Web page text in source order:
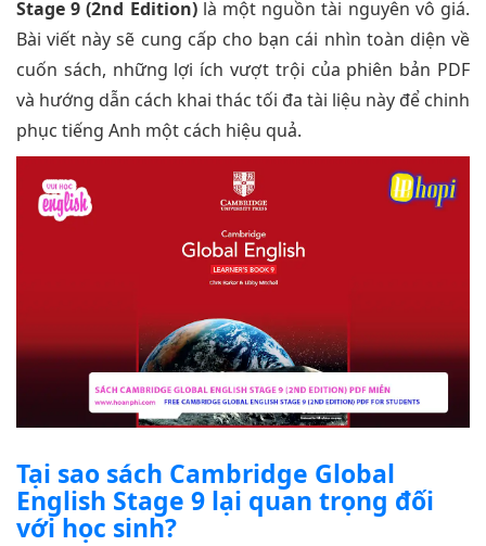
Stage 9 (2nd Edition)là một nguồn tài nguyên vô giá.
Bài viết này sẽ cung cấp cho bạn cái nhìn toàn diện về
cuốn sách, những lợi ích vượt trội của phiên bản PDF
và hướng dẫn cách khai thác tối đa tài liệu này để chinh
phục tiếng Anh một cách hiệu quả.
Tại sao sách Cambridge Global
English Stage 9 lại quan trọng đối
với học sinh?